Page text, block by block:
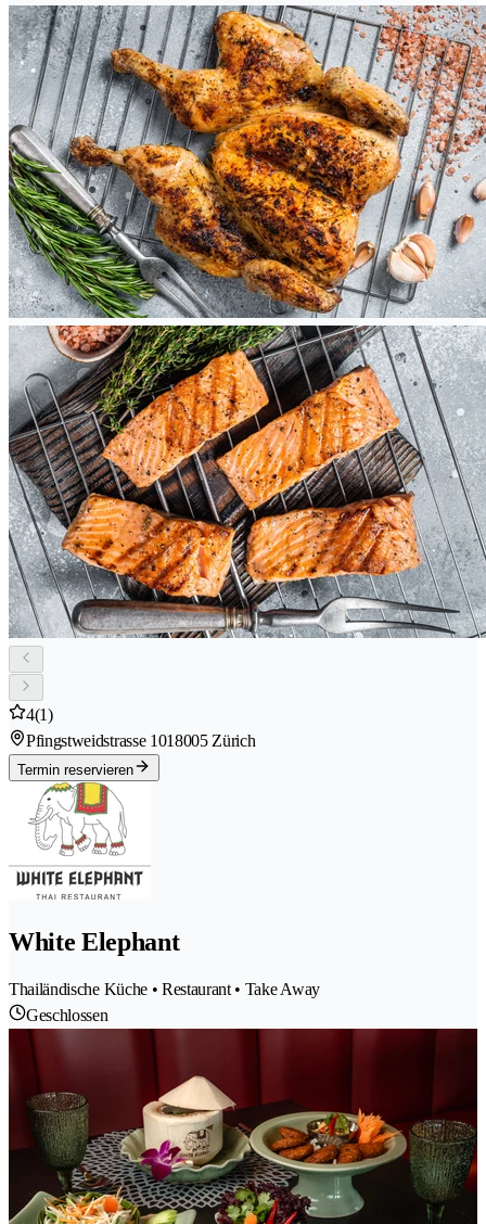
4(1)
Pfingstweidstrasse 1018005 Zürich
Termin reservieren
White Elephant
Thailändische Küche • Restaurant • Take Away
Geschlossen